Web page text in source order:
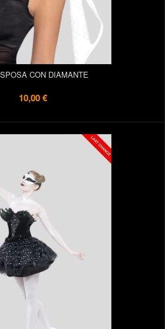
CON DIAMANTE
10,00 €